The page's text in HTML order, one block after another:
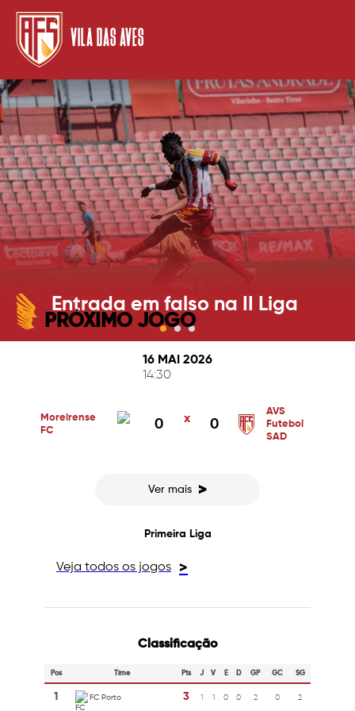
VILA DAS AVES
Entrada em falso na II Liga
PRÓXIMO JOGO
16 MAI 2026
14:30
Moreirense
FC
0 x 0
AVS
Futebol
SAD
Ver mais >
Primeira Liga
Veja todos os jogos >
Classificação
Pos Time Pts J V E D GP GC SG
1 FC Porto 3 1 1 0 0 2 0 2